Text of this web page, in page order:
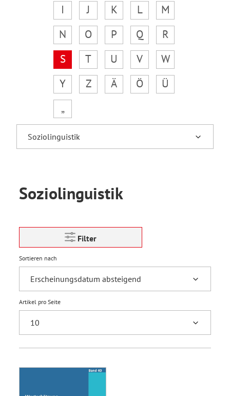
I
J K L
M
N
O P Q
R
S
T U V
W
Y
Z Ä Ö
Ü
„
Soziolinguistik
Filter
Sortieren nach
Artikel pro Seite